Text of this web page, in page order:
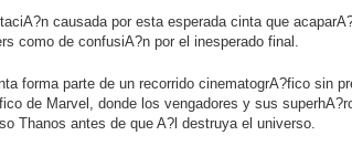
causada por esta esperada cinta que
como de confusiA?n por el inesperado final.
forma parte de un recorrido cinematogrA?fico sin
de Marvel, donde los vengadores y sus
Thanos antes de que A?l destruya el universo.